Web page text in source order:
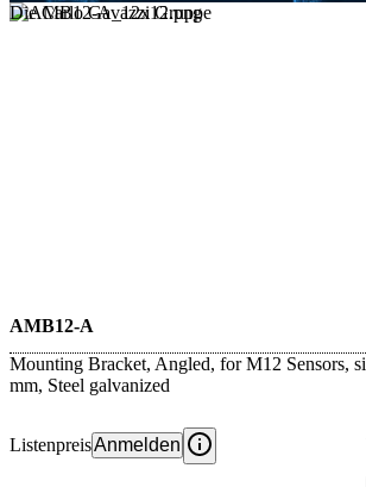
Die Carlo Gavazzi Gruppe
AMB12-A
Mounting Bracket, Angled, for M12 Sensors,
mm, Steel galvanized
ListenpreisAnmelden